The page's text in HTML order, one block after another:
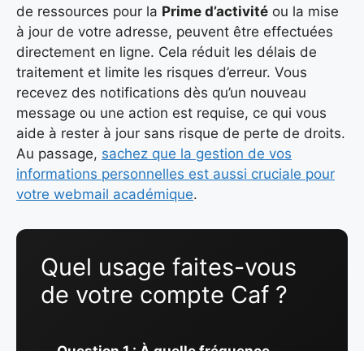
de ressources pour la Prime d’activité ou la mise
à jour de votre adresse, peuvent être effectuées
directement en ligne. Cela réduit les délais de
traitement et limite les risques d’erreur. Vous
recevez des notifications dès qu’un nouveau
message ou une action est requise, ce qui vous
aide à rester à jour sans risque de perte de droits.
Au passage, sachez que la gestion de vos
informations personnelles est aussi cruciale pour
votre webmail académique.
Quel usage faites-vous
de votre compte Caf ?